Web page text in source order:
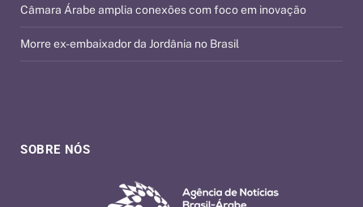
SOBRE NÓS
Câmara Árabe amplia conexões com foco em inovação
Morre ex-embaixador da Jordânia no Brasil